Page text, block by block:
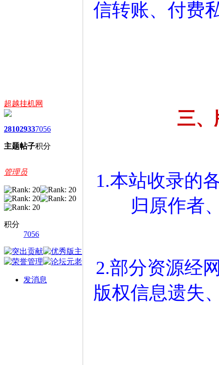
超越挂机网
2810
主题
2933
帖子
7056
积分
管理员
积分
7056
发消息
信转账、付费
三
1.本站收录的
归原作者
2.部分资源经
版权信息遗失